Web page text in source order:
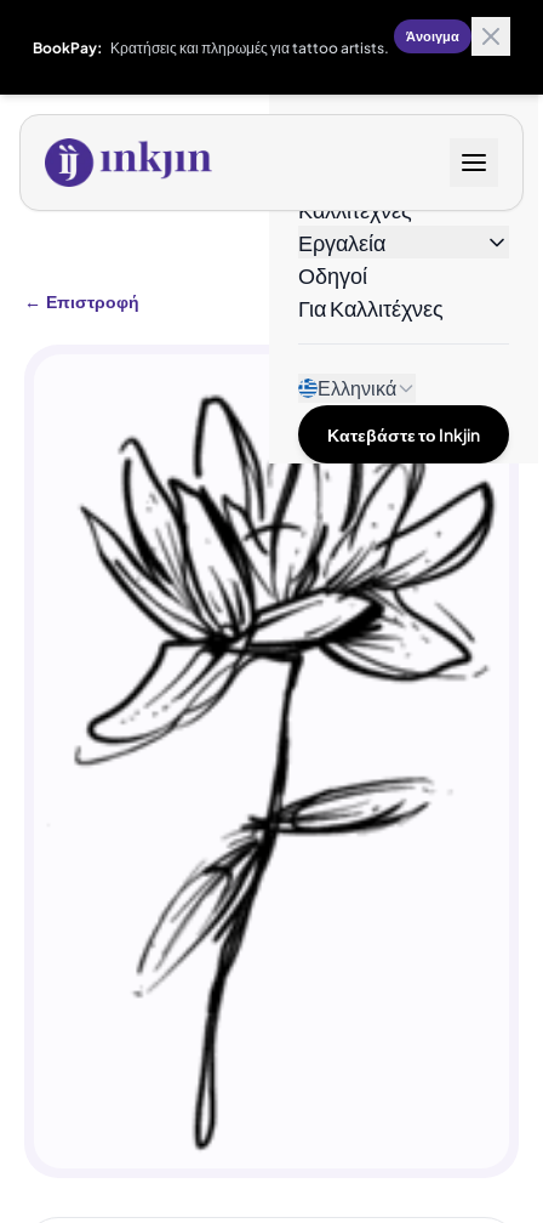
BookPay: Κρατήσεις και πληρωμές για tattoo artists.
Άνοιγμα
Καλλιτέχνες
Εργαλεία
Οδηγοί
Για Καλλιτέχνες
Ελληνικά
Κατεβάστε το Inkjin
← Επιστροφή